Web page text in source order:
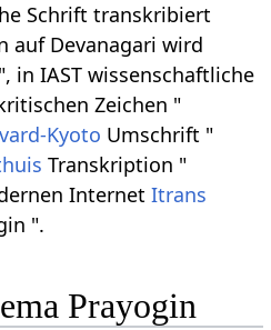
Schrift transkribiert
auf Devanagari wird
in IAST wissenschaftliche
Zeichen "
Kyoto Umschrift "
Transkription "
InternetItrans
".
Prayogin